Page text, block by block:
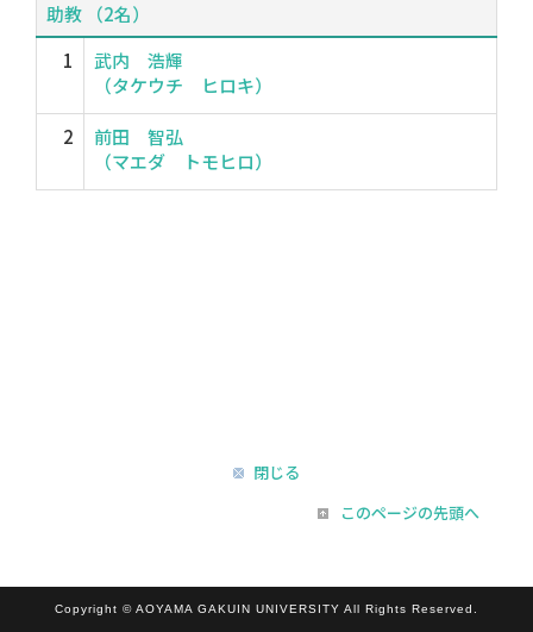
助教 （2名）
1
武内 浩輝
（タケウチ ヒロキ）
2
前田 智弘
（マエダ トモヒロ）
閉じる
このページの先頭へ
Copyright © AOYAMA GAKUIN UNIVERSITY All Rights Reserved.